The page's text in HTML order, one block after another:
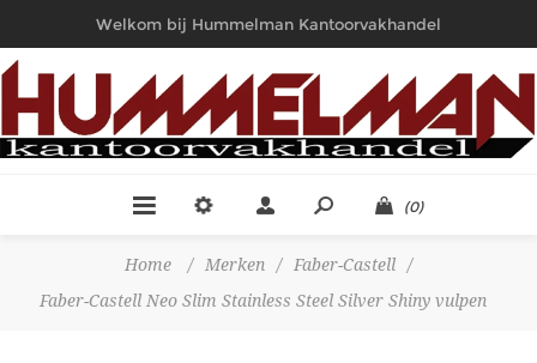
Welkom bij Hummelman Kantoorvakhandel
(0)
Home / Merken / Faber-Castell
/
Faber-Castell Neo Slim Stainless Steel Silver Shiny vulpen